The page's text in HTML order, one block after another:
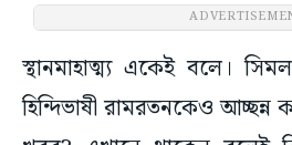
স্থানমাহাত্ম্য একেই বলে।
হিন্দিভাষী রামরতনকেও